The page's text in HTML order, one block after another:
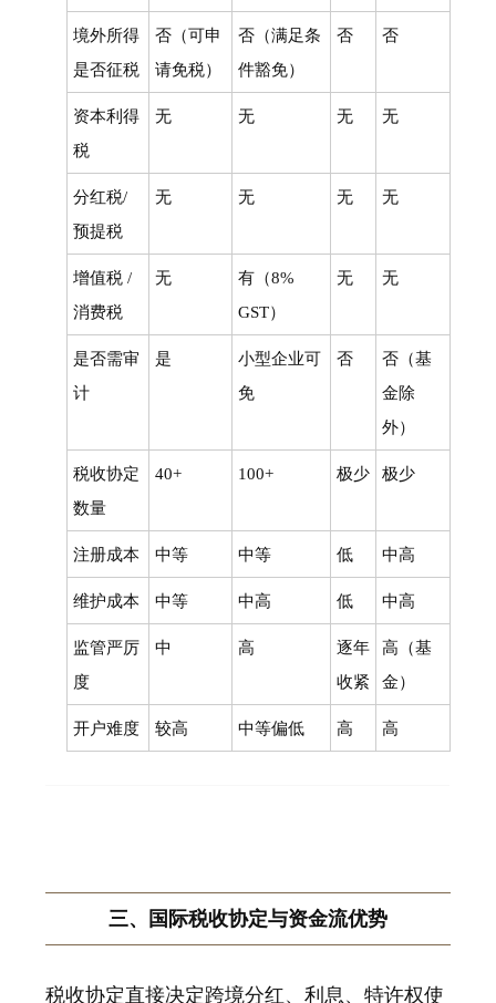
境外所得
是否征税
否（可申
请免税）
否（满足条
件豁免）
否 否
资本利得
税
无 无 无 无
分红税/
预提税
无 无 无 无
增值税 /
消费税
无
有（8%
GST）
无 无
是否需审
计
是
小型企业可
免
否
否（基
金除
外）
税收协定
数量
40+ 100+ 极少 极少
注册成本 中等 中等 低 中高
维护成本 中等 中高 低 中高
监管严厉
度
中 高
逐年
收紧
高（基
金）
开户难度 较高 中等偏低 高 高
三、国际税收协定与资金流优势
税收协定直接决定跨境分红、利息、特许权使